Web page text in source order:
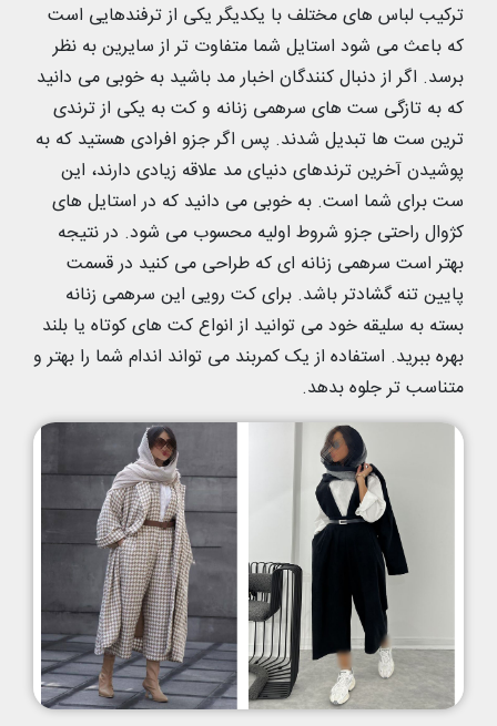
ترکیب لباس های مختلف با یکدیگر یکی از ترفندهایی است
که باعث می شود استایل شما متفاوت تر از سایرین به نظر
برسد. اگر از دنبال کنندگان اخبار مد باشید به خوبی می دانید
که به تازگی ست های سرهمی زنانه و کت به یکی از ترندی
ترین ست ها تبدیل شدند. پس اگر جزو افرادی هستید که به
پوشیدن آخرین ترندهای دنیای مد علاقه زیادی دارند، این
ست برای شما است. به خوبی می دانید که در استایل های
کژوال راحتی جزو شروط اولیه محسوب می شود. در نتیجه
بهتر است سرهمی زنانه ای که طراحی می کنید در قسمت
پایین تنه گشادتر باشد. برای کت رویی این سرهمی زنانه
بسته به سلیقه خود می توانید از انواع کت های کوتاه یا بلند
بهره ببرید. استفاده از یک کمربند می تواند اندام شما را بهتر و
متناسب تر جلوه بدهد.